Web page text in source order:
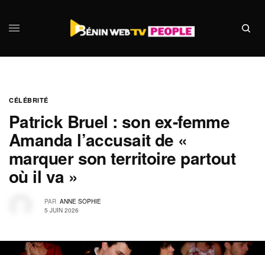
CÉLÉBRITÉ
Patrick Bruel : son ex-femme
Amanda l’accusait de «
marquer son territoire partout
où il va »
PAR ANNE SOPHIE
5 JUIN 2026